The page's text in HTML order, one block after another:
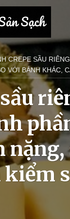
CREPE SẦU
VỚI BÁNH KHÁC,